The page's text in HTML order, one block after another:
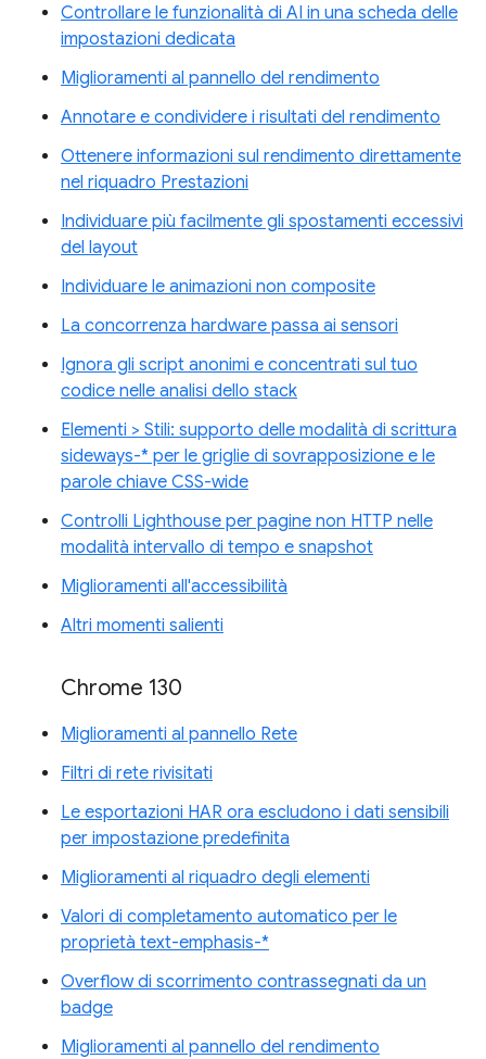
Controllare le funzionalità di AI in una scheda delle
impostazioni dedicata
Miglioramenti al pannello del rendimento
Annotare e condividere i risultati del rendimento
Ottenere informazioni sul rendimento direttamente
nel riquadro Prestazioni
Individuare più facilmente gli spostamenti eccessivi
del layout
Individuare le animazioni non composite
La concorrenza hardware passa ai sensori
Ignora gli script anonimi e concentrati sul tuo
codice nelle analisi dello stack
Elementi > Stili: supporto delle modalità di scrittura
sideways-* per le griglie di sovrapposizione e le
parole chiave CSS-wide
Controlli Lighthouse per pagine non HTTP nelle
modalità intervallo di tempo e snapshot
Miglioramenti all'accessibilità
Altri momenti salienti
Chrome 130
Miglioramenti al pannello Rete
Filtri di rete rivisitati
Le esportazioni HAR ora escludono i dati sensibili
per impostazione predefinita
Miglioramenti al riquadro degli elementi
Valori di completamento automatico per le
proprietà text-emphasis-*
Overflow di scorrimento contrassegnati da un
badge
Miglioramenti al pannello del rendimento